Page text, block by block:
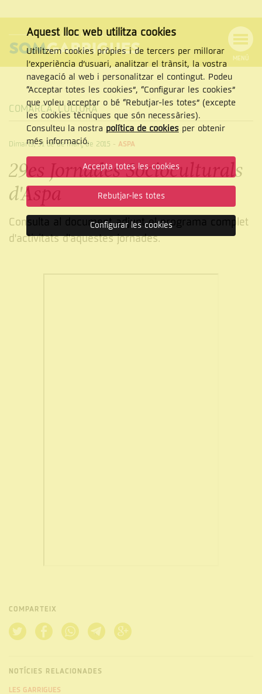
NAVEGACIÓ
MENÚ
Cercar
CERCAR
COMARCA,CULTURA
Dimarts, 31 de de març de 2015 - ASPA
29es Jornades Socioculturals
d'Aspa
Consulta al document adjunt el programa complet
d'activitats d'aquestes jornades.
COMPARTEIX
NOTÍCIES RELACIONADES
LES GARRIGUES
Aquest lloc web utilitza cookies
Utilitzem cookies pròpies i de tercers per millorar
l’experiència d’usuari, analitzar el trànsit, la vostra
navegació al web i personalitzar el contingut. Podeu
“Acceptar totes les cookies”, “Configurar les cookies”
que voleu acceptar o bé “Rebutjar-les totes” (excepte
les cookies tècniques que són necessàries).
Consulteu la nostra política de cookiesper obtenir
més informació.
Accepta totes les cookies
Rebutjar-les totes
Configurar les cookies